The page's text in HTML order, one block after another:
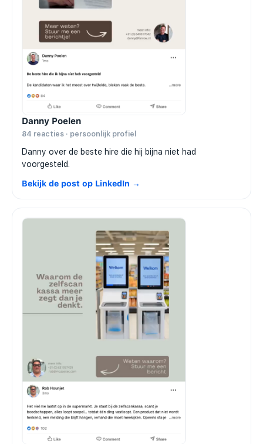
Danny Poelen
84 reacties · persoonlijk profiel
Danny over de beste hire die hij bijna niet had
voorgesteld.
Bekijk de post op LinkedIn →